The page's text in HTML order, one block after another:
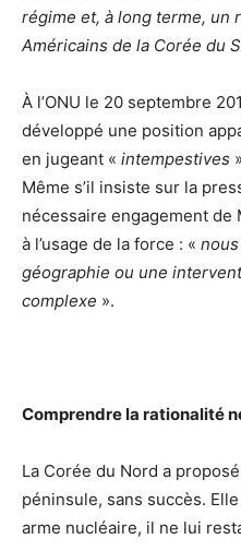
régime et, à long terme, un
Américains de la Corée du
À l’ONU le 20 septembre
développé une position
en jugeant « intempestives
Même s’il insiste sur la
nécessaire engagement de
à l’usage de la force : «
géographie ou une
complexe ».
Comprendre la rationalité
La Corée du Nord a
péninsule, sans succès.
arme nucléaire, il ne lui